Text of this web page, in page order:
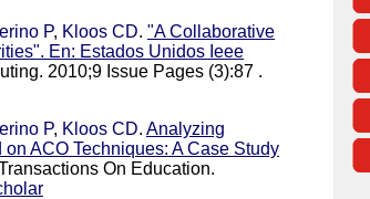
P, Kloos CD. "A Collaborative
En: Estados Unidos Ieee
2010;9 Issue Pages (3):87 .
P, Kloos CD. Analyzing
ACO Techniques: A Case Study
On Education.